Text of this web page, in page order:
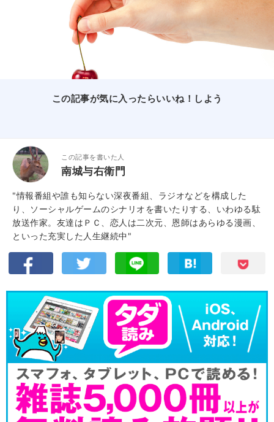
この記事が気に入ったらいいね！しよう
この記事を書いた人
南城与右衛門
"情報番組や誰も知らない深夜番組、ラジオなどを構成した
り、ソーシャルゲームのシナリオを書いたりする、いわゆる駄
放送作家。友達はＰＣ、恋人は二次元、恩師はあらゆる漫画、
といった充実した人生継続中"